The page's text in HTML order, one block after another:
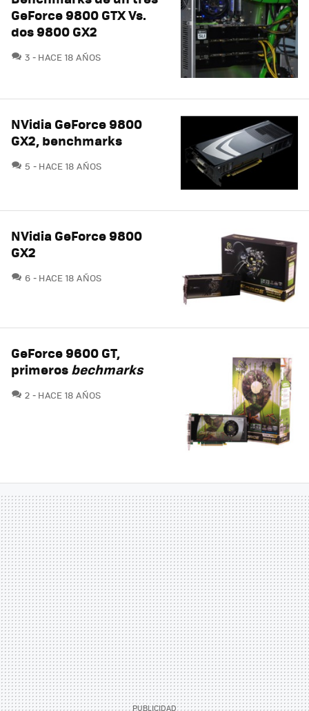
GeForce 9800 GTX Vs.
dos 9800 GX2
3 COMENTARIOS
HACE 18 AÑOS
NVidia GeForce 9800
GX2, benchmarks
5 COMENTARIOS
HACE 18 AÑOS
NVidia GeForce 9800
GX2
6 COMENTARIOS
HACE 18 AÑOS
GeForce 9600 GT,
primerosbechmarks
2 COMENTARIOS
HACE 18 AÑOS